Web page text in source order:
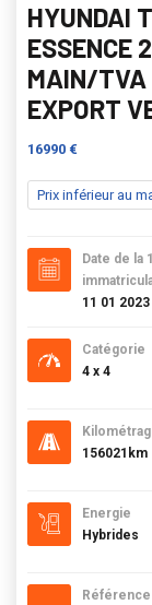
HYUNDAI
ESSENCE
MAIN/TVA
EXPORT
16990 €
Prix inférieur au
Date de la
11 01 2023
Catégorie
4 x 4
156021km
Energie
Hybrides
Référence